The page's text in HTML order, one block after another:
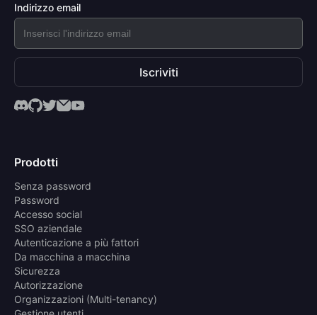
Indirizzo email
Iscriviti
Prodotti
Senza password
Password
Accesso social
SSO aziendale
Autenticazione a più fattori
Da macchina a macchina
Sicurezza
Autorizzazione
Organizzazioni (Multi-tenancy)